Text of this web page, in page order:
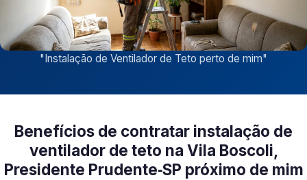
"Instalação de Ventilador de Teto perto de mim"
Benefícios de contratar instalação de
ventilador de teto na Vila Boscoli,
Presidente Prudente‑SP próximo de mim